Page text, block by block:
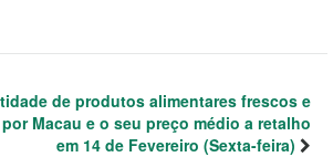
de produtos alimentares frescos e
Macau e o seu preço médio a retalho
em 14 de Fevereiro (Sexta-feira)